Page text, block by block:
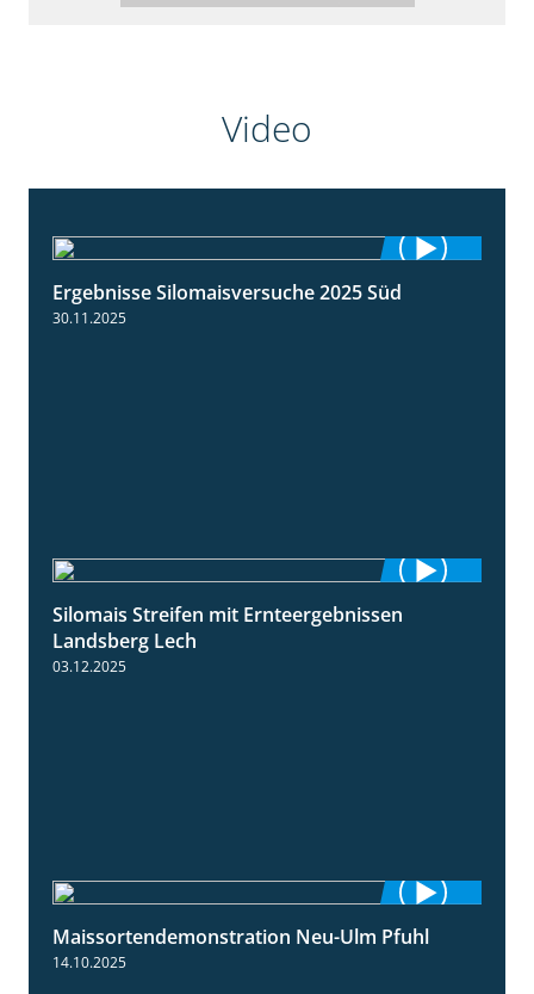
Video
Ergebnisse Silomaisversuche 2025 Süd
30.11.2025
11:01
Silomais Streifen mit Ernteergebnissen
Landsberg Lech
03.12.2025
7:10
Maissortendemonstration Neu-Ulm Pfuhl
14.10.2025